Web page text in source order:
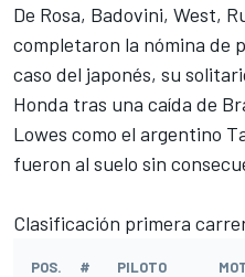
De Rosa, Badovini, West,
completaron la nómina de
caso del japonés, su
Honda tras una caída de
Lowes como el argentino
fueron al suelo sin
Clasificación primera
POS. # PILOTO